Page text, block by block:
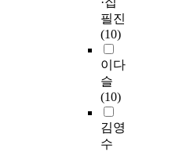
필진
(10)
이다
슬
(10)
김영
수